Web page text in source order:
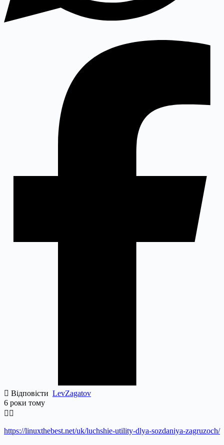
Відповісти LevZagatov
6 роки тому
https://linuxthebest.net/uk/luchshie-utility-dlya-sozdaniya-zagruzoch/